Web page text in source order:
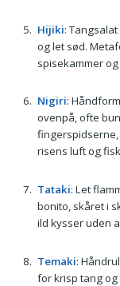
Hijiki:
og let sød.
spisekammer
Nigiri:
ovenpå, ofte
risens luft og
Tataki: Let
bonito, skåret i
ild kysser uden
Temaki:
for krisp tang